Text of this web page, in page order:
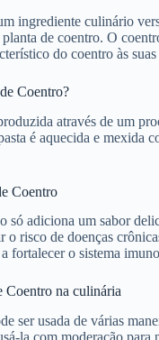
ingrediente culinário
planta de coentro. O
do coentro às suas
Coentro?
através de um
é aquecida e mexida
Coentro
só adiciona um sabor
o risco de doenças
fortalecer o sistema
Coentro na culinária
ser usada de várias